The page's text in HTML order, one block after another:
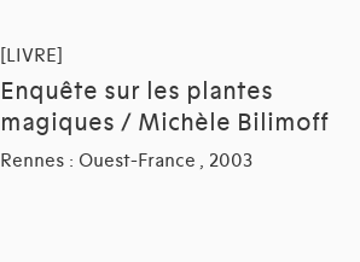
[LIVRE]
Enquête sur les plantes
magiques / Michèle Bilimoff
Rennes : Ouest-France , 2003